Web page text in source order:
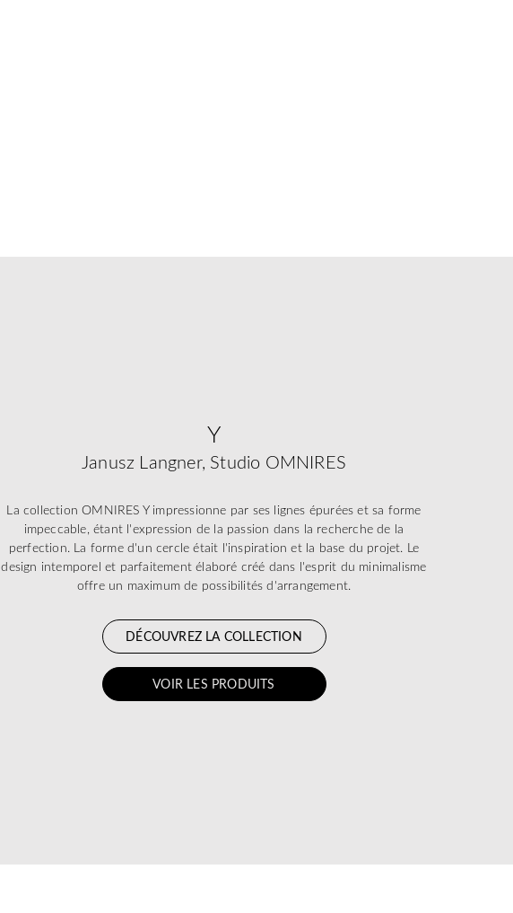
Y
Janusz Langner, Studio OMNIRES
La collection OMNIRES Y impressionne par ses lignes épurées et sa forme
impeccable, étant l'expression de la passion dans la recherche de la
perfection. La forme d'un cercle était l'inspiration et la base du projet. Le
design intemporel et parfaitement élaboré créé dans l'esprit du minimalisme
offre un maximum de possibilités d'arrangement.
DÉCOUVREZ LA COLLECTION
VOIR LES PRODUITS